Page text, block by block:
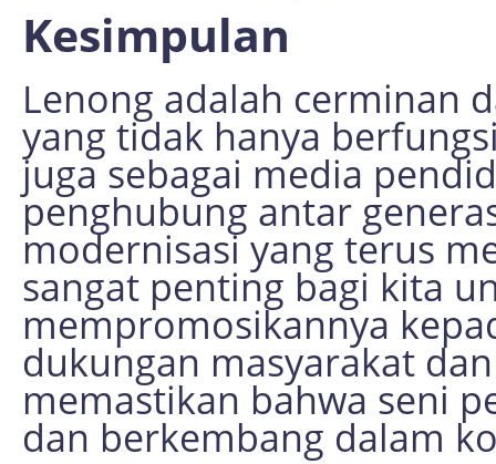
Kesimpulan
Lenong adalah cerminan
yang tidak hanya
juga sebagai media
penghubung antar
modernisasi yang terus
sangat penting bagi kita
mempromosikannya
dukungan masyarakat
memastikan bahwa seni
dan berkembang dalam